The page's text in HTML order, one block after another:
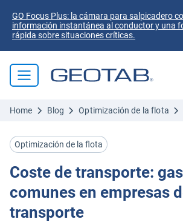
GO Focus Plus: la cámara para salpicadero
información instantánea al conductor y una
rápida sobre situaciones críticas.
Home Blog Optimización de la flota
Optimización de la flota
Coste de transporte:
comunes en empresas
transporte